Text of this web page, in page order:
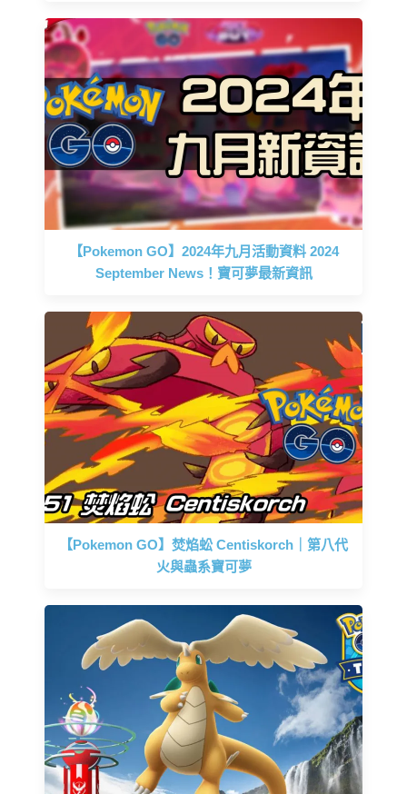
【Pokemon GO】2024年九月活動資料 2024
September News！寶可夢最新資訊
【Pokemon GO】焚焰蚣 Centiskorch｜第八代
火與蟲系寶可夢